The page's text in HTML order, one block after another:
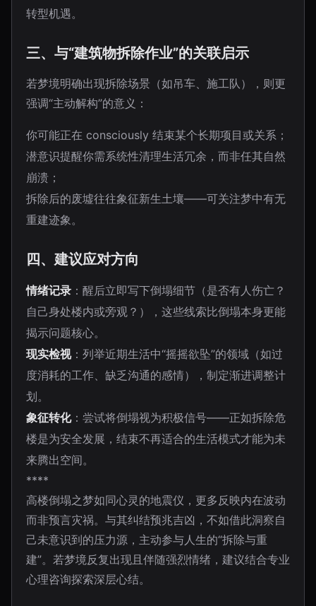
转型机遇。
三、与“建筑物拆除作业”的关联启示
若梦境明确出现拆除场景（如吊车、施工队），则更
强调“主动解构”的意义：
你可能正在 consciously 结束某个长期项目或关系；
潜意识提醒你需系统性清理生活冗余，而非任其自然
崩溃；
拆除后的废墟往往象征新生土壤——可关注梦中有无
重建迹象。
四、建议应对方向
情绪记录 ：醒后立即写下倒塌细节（是否有人伤亡？
自己身处楼内或旁观？），这些线索比倒塌本身更能
揭示问题核心。
现实检视：列举近期生活中“摇摇欲坠”的领域（如过
度消耗的工作、缺乏沟通的感情），制定渐进调整计
划。
象征转化：尝试将倒塌视为积极信号——正如拆除危
楼是为安全发展，结束不再适合的生活模式才能为未
来腾出空间。
****
高楼倒塌之梦如同心灵的地震仪，更多反映内在波动
而非预言灾祸。与其纠结预兆吉凶，不如借此洞察自
己未意识到的压力源，主动参与人生的“拆除与重
建”。若梦境反复出现且伴随强烈情绪，建议结合专业
心理咨询探索深层心结。